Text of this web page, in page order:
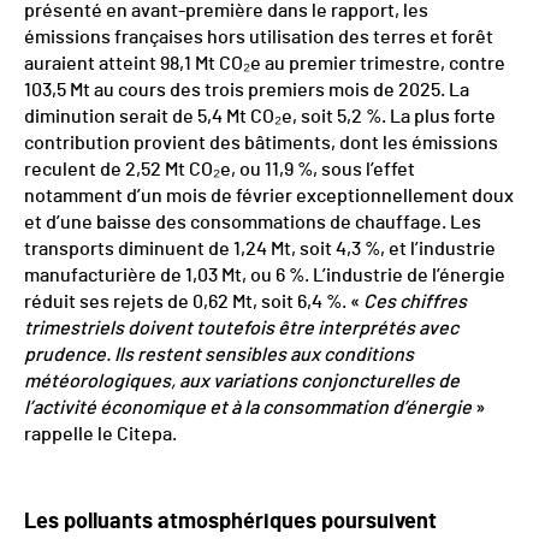
présenté en avant-première dans le rapport, les
émissions françaises hors utilisation des terres et forêt
auraient atteint 98,1 Mt CO₂e au premier trimestre, contre
103,5 Mt au cours des trois premiers mois de 2025. La
diminution serait de 5,4 Mt CO₂e, soit 5,2 %. La plus forte
contribution provient des bâtiments, dont les émissions
reculent de 2,52 Mt CO₂e, ou 11,9 %, sous l’effet
notamment d’un mois de février exceptionnellement doux
et d’une baisse des consommations de chauffage. Les
transports diminuent de 1,24 Mt, soit 4,3 %, et l’industrie
manufacturière de 1,03 Mt, ou 6 %. L’industrie de l’énergie
réduit ses rejets de 0,62 Mt, soit 6,4 %. « Ces chiffres
trimestriels doivent toutefois être interprétés avec
prudence. Ils restent sensibles aux conditions
météorologiques, aux variations conjoncturelles de
l’activité économique et à la consommation d’énergie »
rappelle le Citepa.
Les polluants atmosphériques poursuivent